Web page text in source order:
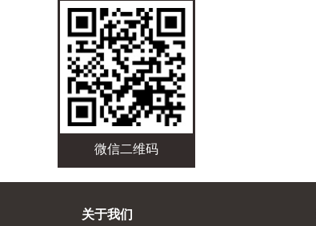
微信二维码
关于我们